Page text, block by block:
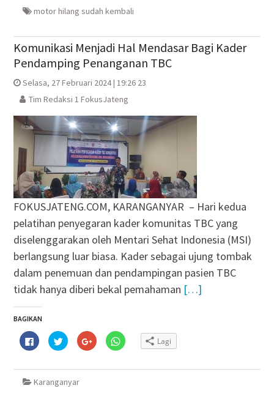
baru)
motor hilang sudah kembali
Komunikasi Menjadi Hal Mendasar Bagi Kader
Pendamping Penanganan TBC
Selasa, 27 Februari 2024 | 19:26 23
Tim Redaksi 1 FokusJateng
FOKUSJATENG.COM, KARANGANYAR – Hari kedua
pelatihan penyegaran kader komunitas TBC yang
diselenggarakan oleh Mentari Sehat Indonesia (MSI)
berlangsung luar biasa. Kader sebagai ujung tombak
dalam penemuan dan pendampingan pasien TBC
tidak hanya diberi bekal pemahaman […]
BAGIKAN
Klik
untuk
membagikan
Facebook(Membuka
jendela
Klik
untuk
berbagi
Twitter(Membuka
jendela
yang
Klik
untuk
berbagi
Google+
Klik
untuk
WhatsApp(Membuka
Lagi
Karanganyar